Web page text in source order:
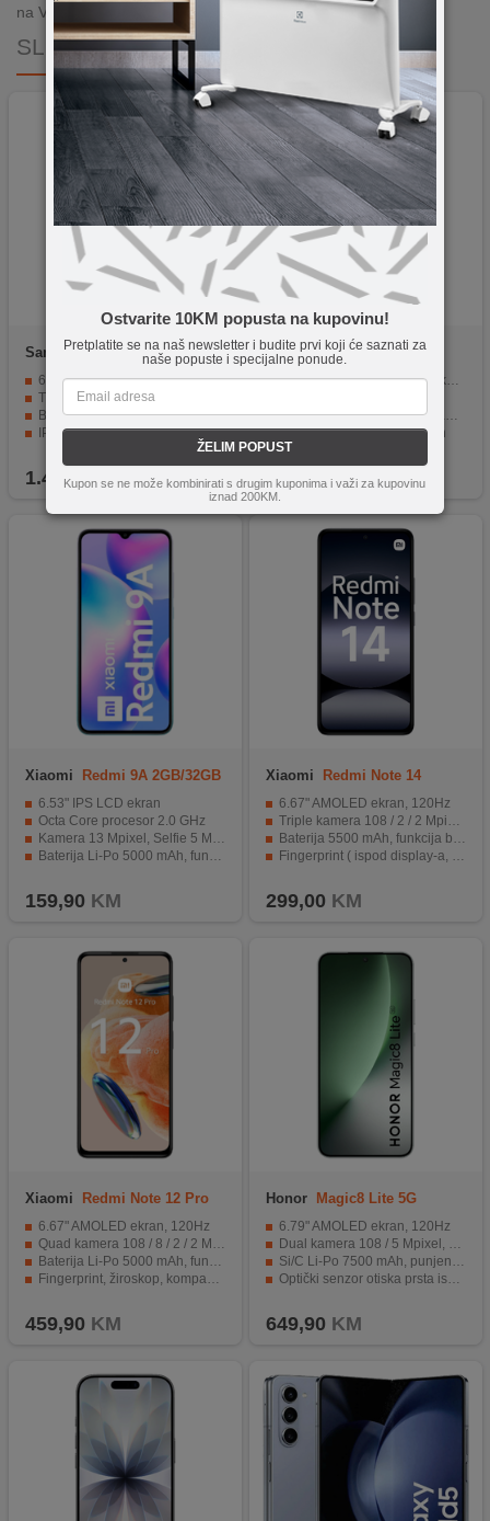
Ostvarite 10KM popusta na kupovinu!
Pretplatite se na naš newsletter i budite prvi koji će saznati za
naše popuste i specijalne ponude.
ŽELIM POPUST
Kupon se ne može kombinirati s drugim kuponima i važi za kupovinu
iznad 200KM.
na Vašoj adresi paket je već za 24–48h.
SLIČNI PROIZVODI
Samsung Galaxy S26
6.3" Dynamic LTPO AMOLED 2X, 120Hz, HDR10+
Triple kamera 50 / 10 / 12 Mpixel, Selfie 12 Mpixel
Baterija Li-Ion 4300 mAh, funkcija brzo punjenje 25 W
IP68 vodootporan ( 1.5 met. do 30 min. )
Operativni sistem Android 16, One UI 8.5
1.499,00KM
ulefone Armor 22
8GB/128GB Black
120 Hz FHD+ ekran za glatko korištenje
64 MP noćna infracrvena kamera
Velika baterija od 6600 mAh
IP68/IP69K i MIL-STD-810H otpornost
459,90KM
Xiaomi
Redmi 9A 2GB/32GB
6.53" IPS LCD ekran
Octa Core procesor 2.0 GHz
Kamera 13 Mpixel, Selfie 5 Mpixel
Baterija Li-Po 5000 mAh, funkcija brzo punjenje 10 W
159,90 KM
Xiaomi
Redmi Note 14
6.67" AMOLED ekran, 120Hz
Triple kamera 108 / 2 / 2 Mpixel, Selfie 20 Mpixel
Baterija 5500 mAh, funkcija brzo punjenje 33 W
Fingerprint ( ispod display-a, optički ), žiroskop, kompas
299,00 KM
Xiaomi
Redmi Note 12 Pro
6.67" AMOLED ekran, 120Hz
Quad kamera 108 / 8 / 2 / 2 Mpixel, Selfie 16 Mpixel
Baterija Li-Po 5000 mAh, funkcija brzo punjenje 67 W
Fingerprint, žiroskop, kompas, brzinomjer...
459,90 KM
Honor
Magic8 Lite 5G
6.79" AMOLED ekran, 120Hz
Dual kamera 108 / 5 Mpixel, Selfie 16 Mpixel
Si/C Li-Po 7500 mAh, punjenje 66 W
Optički senzor otiska prsta ispod display-a
649,90 KM